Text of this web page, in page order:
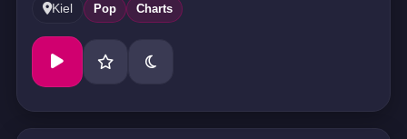
Kiel Pop Charts